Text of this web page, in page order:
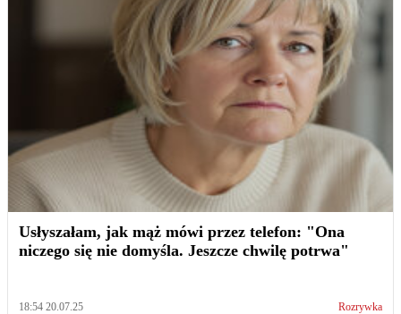
Usłyszałam, jak mąż mówi przez telefon: "Ona
niczego się nie domyśla. Jeszcze chwilę potrwa"
18:54 20.07.25 Rozrywka